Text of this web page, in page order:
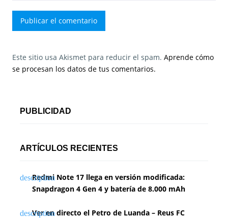
Este sitio usa Akismet para reducir el spam. Aprende cómo
se procesan los datos de tus comentarios.
PUBLICIDAD
ARTÍCULOS RECIENTES
Redmi Note 17 llega en versión modificada:
Snapdragon 4 Gen 4 y batería de 8.000 mAh
Ver en directo el Petro de Luanda – Reus FC